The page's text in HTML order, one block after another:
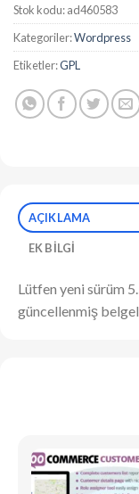
Stok kodu:ad460583
Kategoriler:Wordpress
Etiketler:GPL
AÇIKLAMA
EK BILGI
Lütfen yeni sürüm
güncellenmiş